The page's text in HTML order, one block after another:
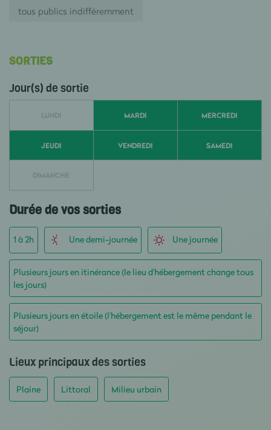
tous publics indifféremment
SORTIES
Jour(s) de sortie
LUNDI MARDI MERCREDI
JEUDI VENDREDI SAMEDI
DIMANCHE
Durée de vos sorties
1 à 2h Une demi-journée Une journée
Plusieurs jours en itinérance (le lieu d'hébergement change tous
les jours)
Plusieurs jours en étoile (l'hébergement est le même pendant le
séjour)
Lieux principaux des sorties
Plaine Littoral Milieu urbain